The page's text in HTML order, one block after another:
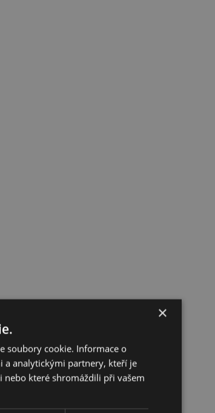
×
soubory cookie. Informace o
a analytickými partnery, kteří je
které shromáždili při vašem